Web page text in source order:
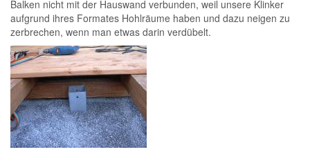
Balken nicht mit der Hauswand verbunden, weil unsere Klinker
aufgrund ihres Formates Hohlräume haben und dazu neigen zu
zerbrechen, wenn man etwas darin verdübelt.